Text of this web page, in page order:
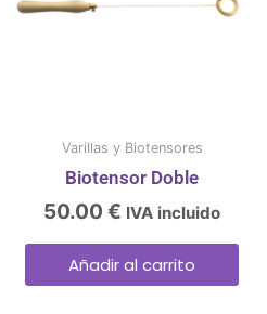
Varillas y Biotensores
Biotensor Doble
50.00 € IVA incluido
Añadir al carrito